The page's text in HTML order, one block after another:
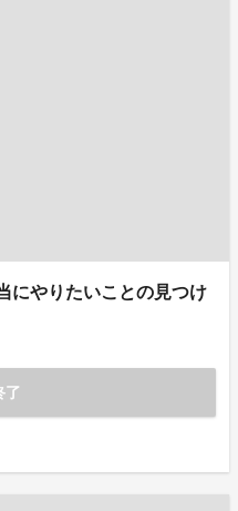
にやりたいことの見つけ
了